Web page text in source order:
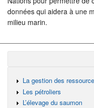
données qui aidera à une
milieu marin.
La gestion des
Les pétroliers
L’élevage du saumon